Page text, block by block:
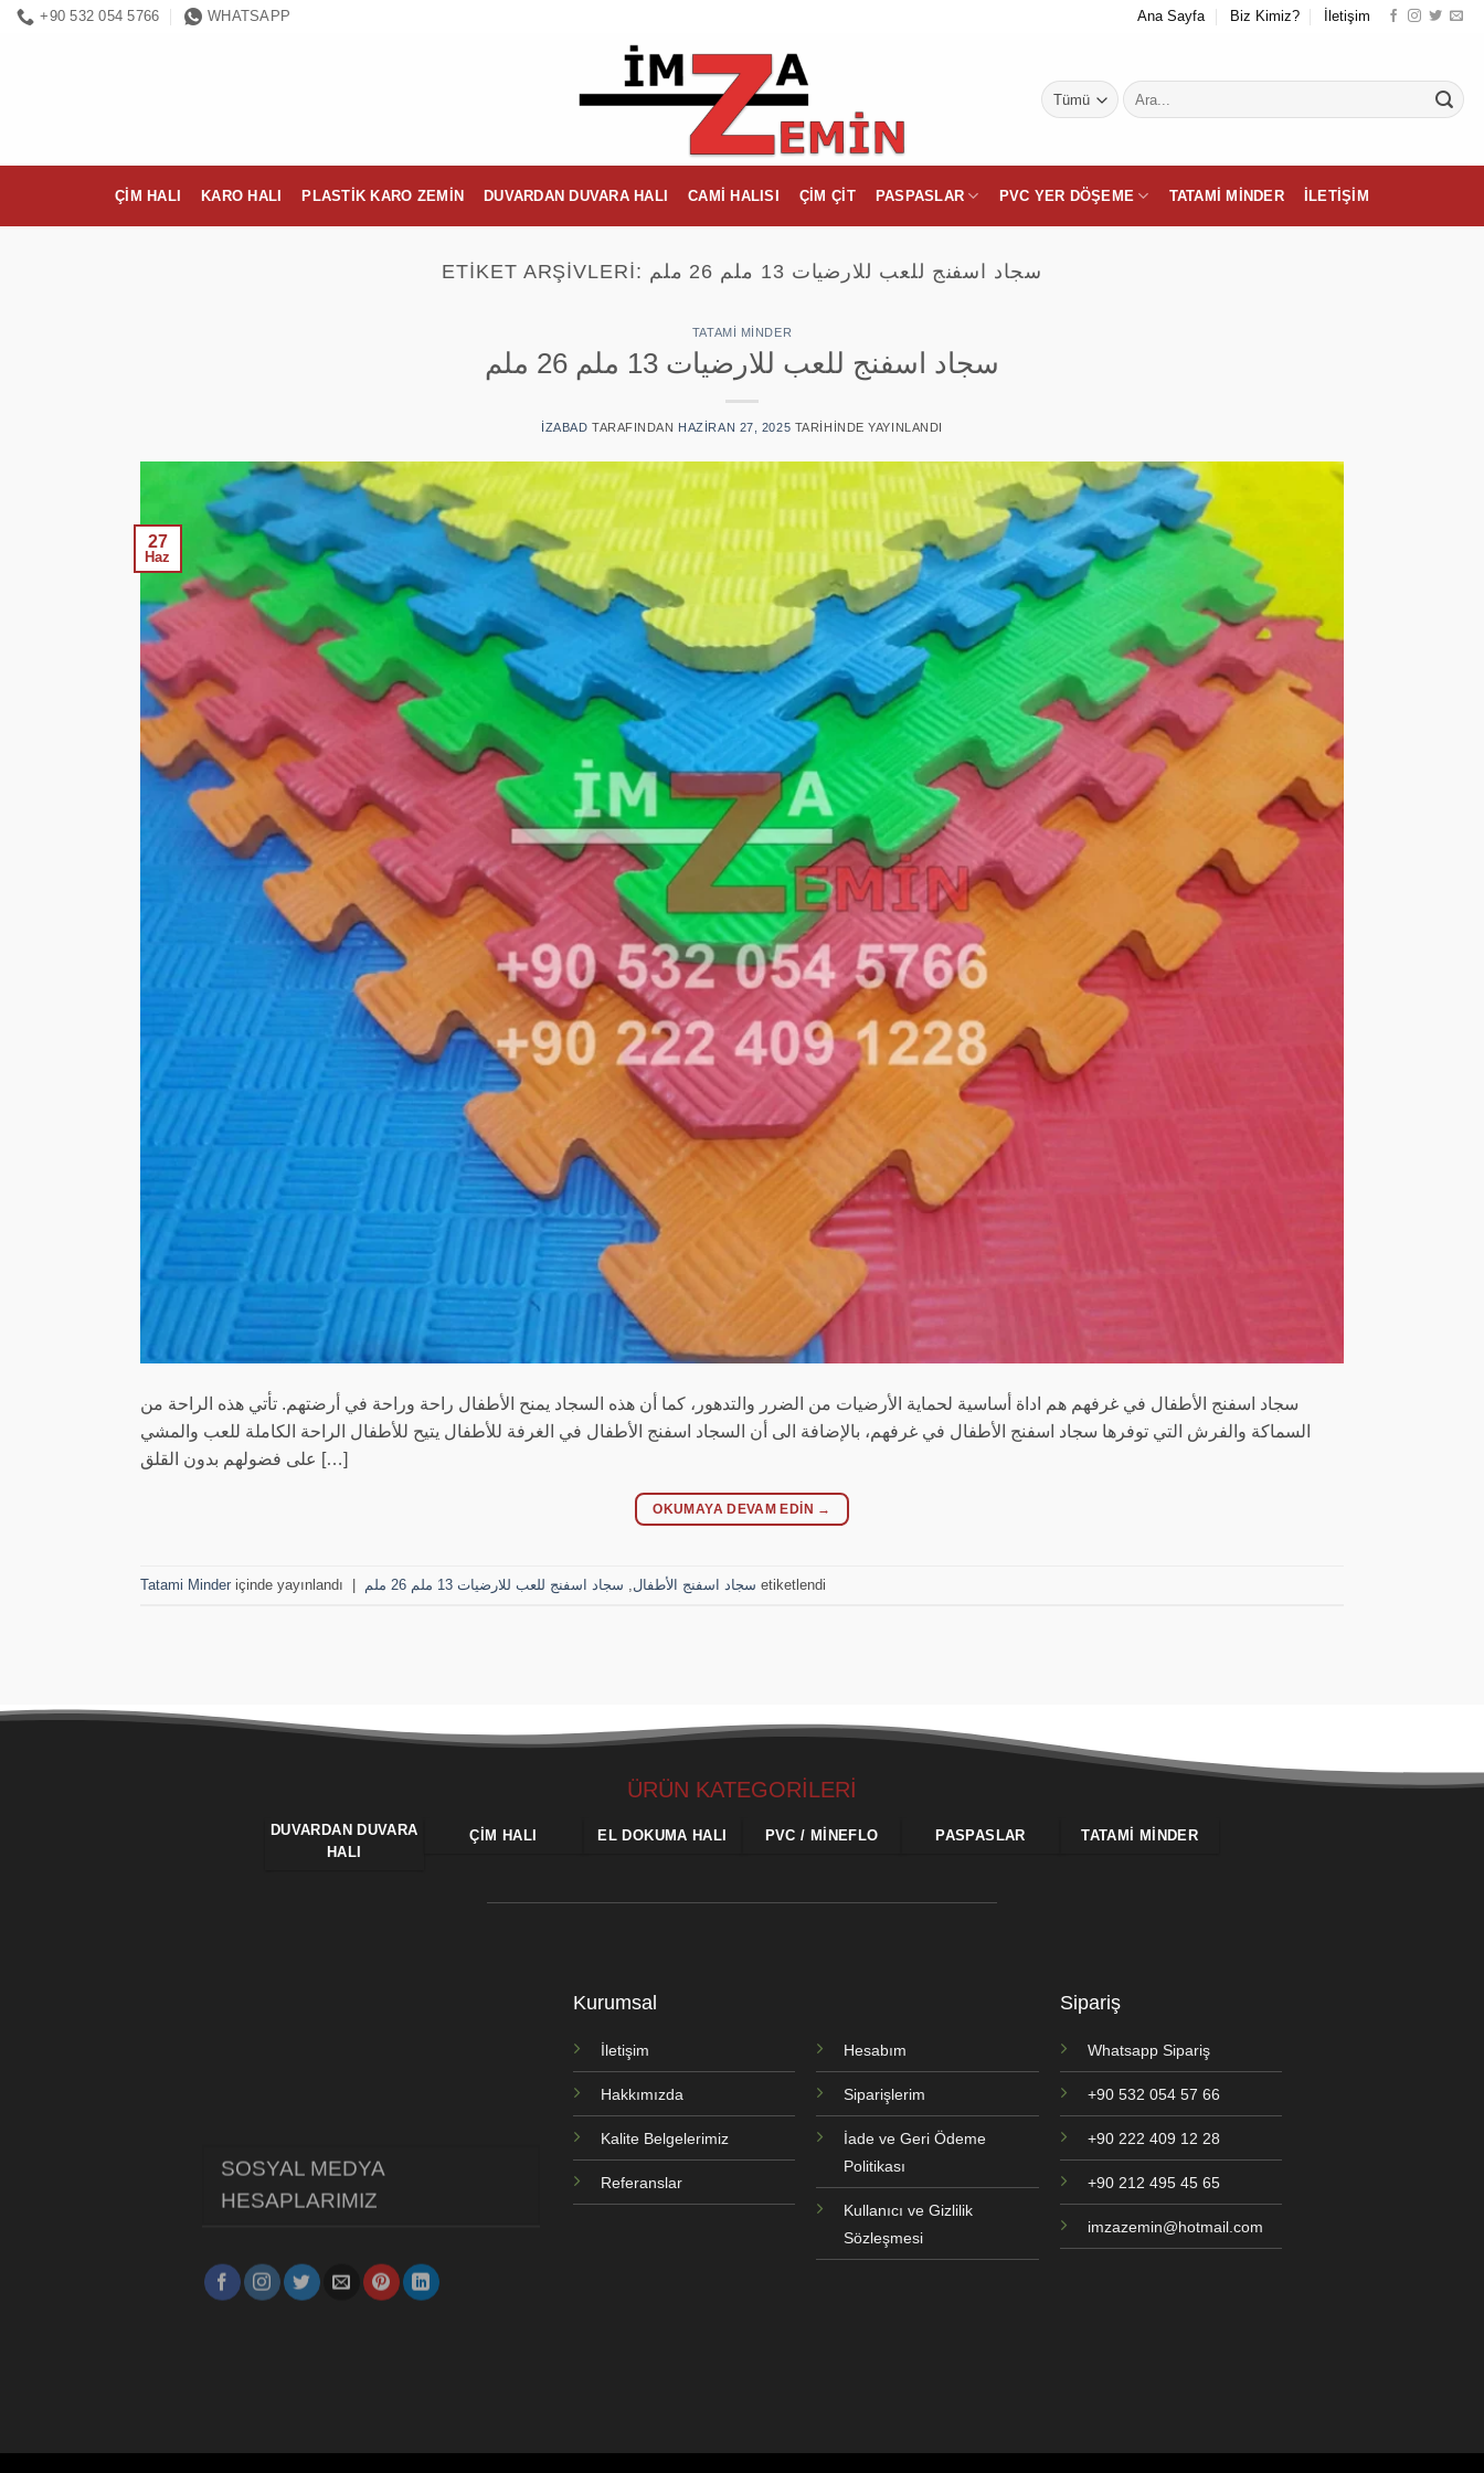
İçeriğe+90 532 054 5766 WHATSAPP Ana Sayfa Biz Kimiz? İletişim
Ara:
ÇIM HALI KARO HALI PLASTIK KARO ZEMIN DUVARDAN DUVARA HALI CAMI HALISI ÇIM ÇIT PASPASLAR PVC YER DÖŞEME TATAMI MINDER İLETIŞIM
ETIKET ARŞIVLERI: سجاد اسفنج للعب للارضيات 13 ملم 26 ملم
TATAMI MINDER
سجاد اسفنج للعب للارضيات 13 ملم 26 ملم
IZABAD TARAFINDAN HAZIRAN 27, 2025 TARIHINDE YAYINLANDI
27
Haz
سجاد اسفنج الأطفال في غرفهم هم اداة أساسية لحماية الأرضيات من الضرر والتدهور، كما أن هذه السجاد يمنح الأطفال راحة وراحة في أرضتهم. تأتي هذه الراحة من
السماكة والفرش التي توفرها سجاد اسفنج الأطفال في غرفهم، بالإضافة الى أن السجاد اسفنج الأطفال في الغرفة للأطفال يتيح للأطفال الراحة الكاملة للعب والمشي
على فضولهم بدون القلق […]
OKUMAYA DEVAM EDIN →
Tatami Minder içinde yayınlandı | سجاد اسفنج الأطفال سجاد اسفنج للعب للارضيات 13 ملم 26 ملم etiketlendi
ÜRÜN KATEGORİLERİ
DUVARDAN DUVARA
HALI
ÇIM HALI EL DOKUMA HALI PVC / MINEFLO PASPASLAR TATAMI MINDER
SOSYAL MEDYA
HESAPLARIMIZ
Kurumsal
İletişim
Hakkımızda
Kalite Belgelerimiz
Referanslar
Hesabım
Siparişlerim
İade ve Geri Ödeme
Politikası
Kullanıcı ve Gizlilik
Sözleşmesi
Sipariş
Whatsapp Sipariş
+90 532 054 57 66
+90 222 409 12 28
+90 212 495 45 65
imzazemin@hotmail.com